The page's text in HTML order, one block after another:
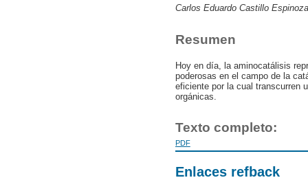
Carlos Eduardo Castillo
Resumen
Hoy en día, la aminocatálisis
poderosas en el campo de la
eficiente por la cual transcurren
orgánicas.
Texto completo:
PDF
Enlaces refback